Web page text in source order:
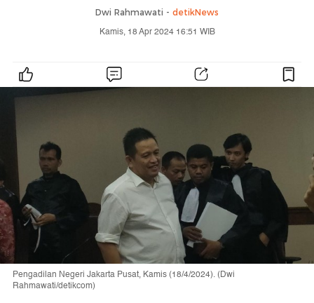
Dwi Rahmawati - detikNews
Kamis, 18 Apr 2024 16:51 WIB
Pengadilan Negeri Jakarta Pusat, Kamis (18/4/2024). (Dwi
Rahmawati/detikcom)